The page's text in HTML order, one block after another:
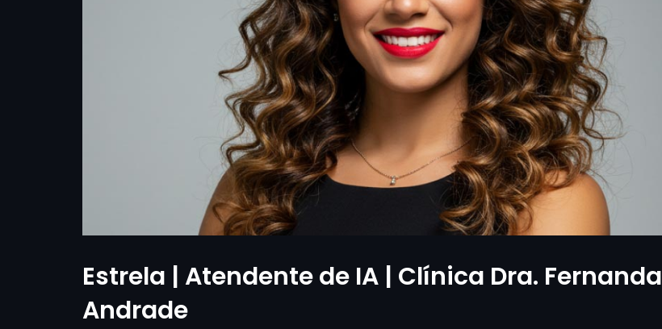
Estrela | Atendente de IA | Clínica Dra. Fernanda
Andrade